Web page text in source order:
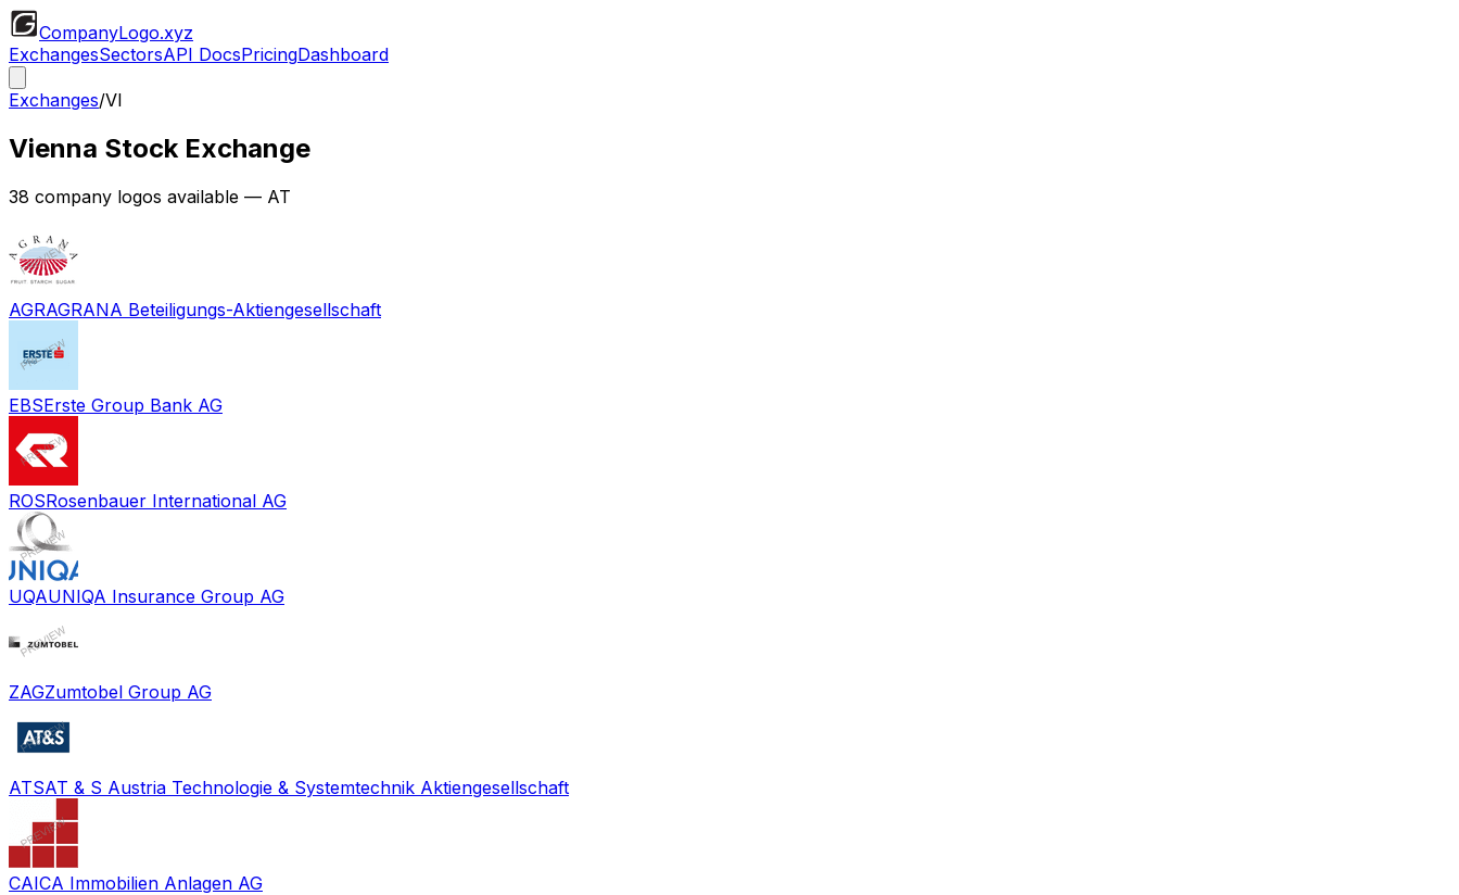
CompanyLogo.xyz
ExchangesSectorsAPI DocsPricingDashboard
Exchanges/VI
Vienna Stock Exchange
38 company logos available — AT
AGRAGRANA Beteiligungs-Aktiengesellschaft
EBSErste Group Bank AG
ROSRosenbauer International AG
UQAUNIQA Insurance Group AG
ZAGZumtobel Group AG
ATSAT & S Austria Technologie & Systemtechnik Aktiengesellschaft
CAICA Immobilien Anlagen AG